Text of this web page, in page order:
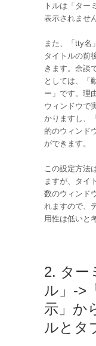
トルは「ター
表示されません
また、「tty名
タイトルの前
きます。余談
としては、「
ー」です。理
ウィンドウで
かりますし、
的のウィンド
ができます。
この設定方法
ますが、タイ
数のウィンド
れますので、
用性は低いと
2. ター
ル」->
示」か
ルとタ